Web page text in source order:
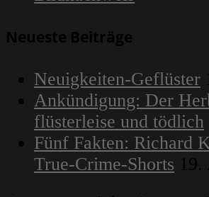
Neueste Beiträge
Neuigkeiten-Geflüster
Ankündigung: Der
flüsterleise und tödlich
Fünf Fakten: Richard
True-Crime-Shorts